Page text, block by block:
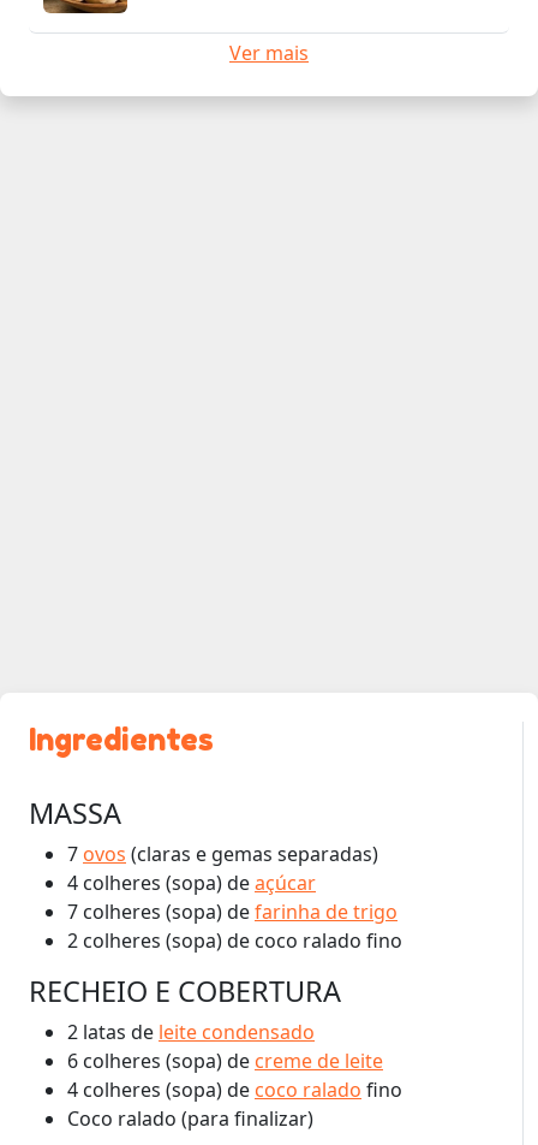
Ver mais
Ingredientes
MASSA
7 ovos (claras e gemas separadas)
4 colheres (sopa) deaçúcar
7 colheres (sopa) defarinha de trigo
2 colheres (sopa) de coco ralado fino
RECHEIO E COBERTURA
2 latas de leite condensado
6 colheres (sopa) de creme de leite
4 colheres (sopa) de coco ralado fino
Coco ralado (para finalizar)